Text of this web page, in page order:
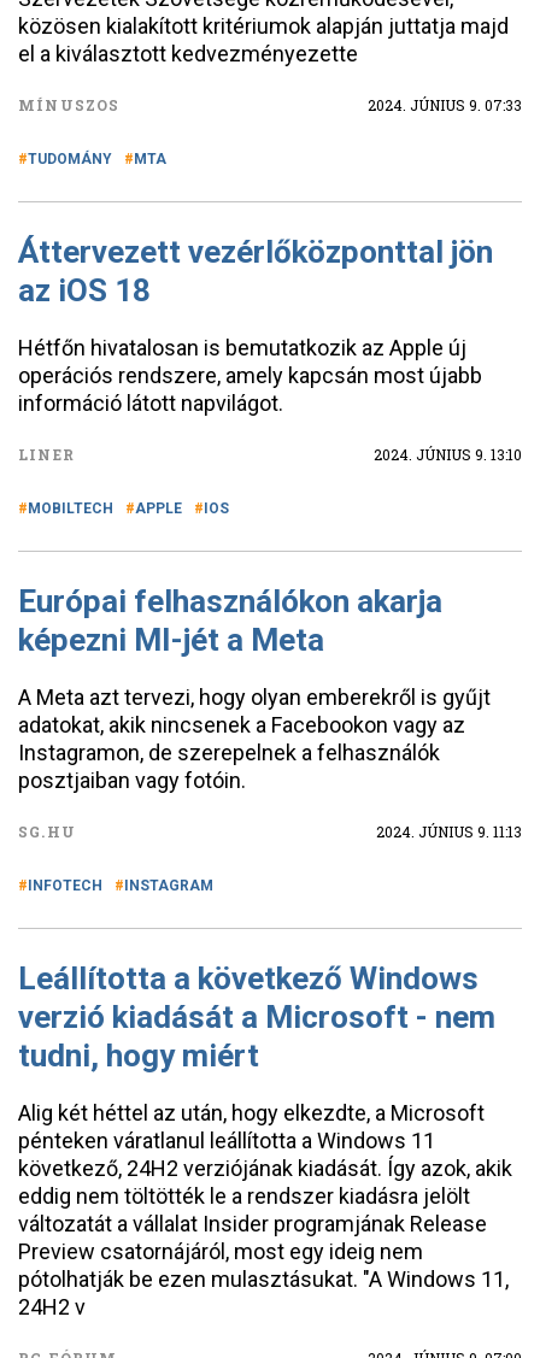
közösen kialakított kritériumok alapján juttatja majd
el a kiválasztott kedvezményezette
MÍNUSZOS 2024. JÚNIUS 9. 07:33
TUDOMÁNY MTA
Áttervezett vezérlőközponttal jön
az iOS 18
Hétfőn hivatalosan is bemutatkozik az Apple új
operációs rendszere, amely kapcsán most újabb
információ látott napvilágot.
LINER 2024. JÚNIUS 9. 13:10
MOBILTECH APPLE IOS
Európai felhasználókon akarja
képezni MI-jét a Meta
A Meta azt tervezi, hogy olyan emberekről is gyűjt
adatokat, akik nincsenek a Facebookon vagy az
Instagramon, de szerepelnek a felhasználók
posztjaiban vagy fotóin.
SG.HU 2024. JÚNIUS 9. 11:13
INFOTECH INSTAGRAM
Leállította a következő Windows
verzió kiadását a Microsoft - nem
tudni, hogy miért
Alig két héttel az után, hogy elkezdte, a Microsoft
pénteken váratlanul leállította a Windows 11
következő, 24H2 verziójának kiadását. Így azok, akik
eddig nem töltötték le a rendszer kiadásra jelölt
változatát a vállalat Insider programjának Release
Preview csatornájáról, most egy ideig nem
pótolhatják be ezen mulasztásukat. "A Windows 11,
24H2 v